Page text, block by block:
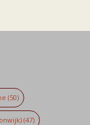
(50)
(47)